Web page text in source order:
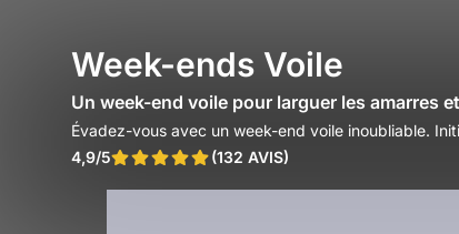
Week-ends Voile
Un week-end voile pour larguer les amarres
Évadez-vous avec un week-end voile inoubliable.
4,9/5
(132 AVIS)